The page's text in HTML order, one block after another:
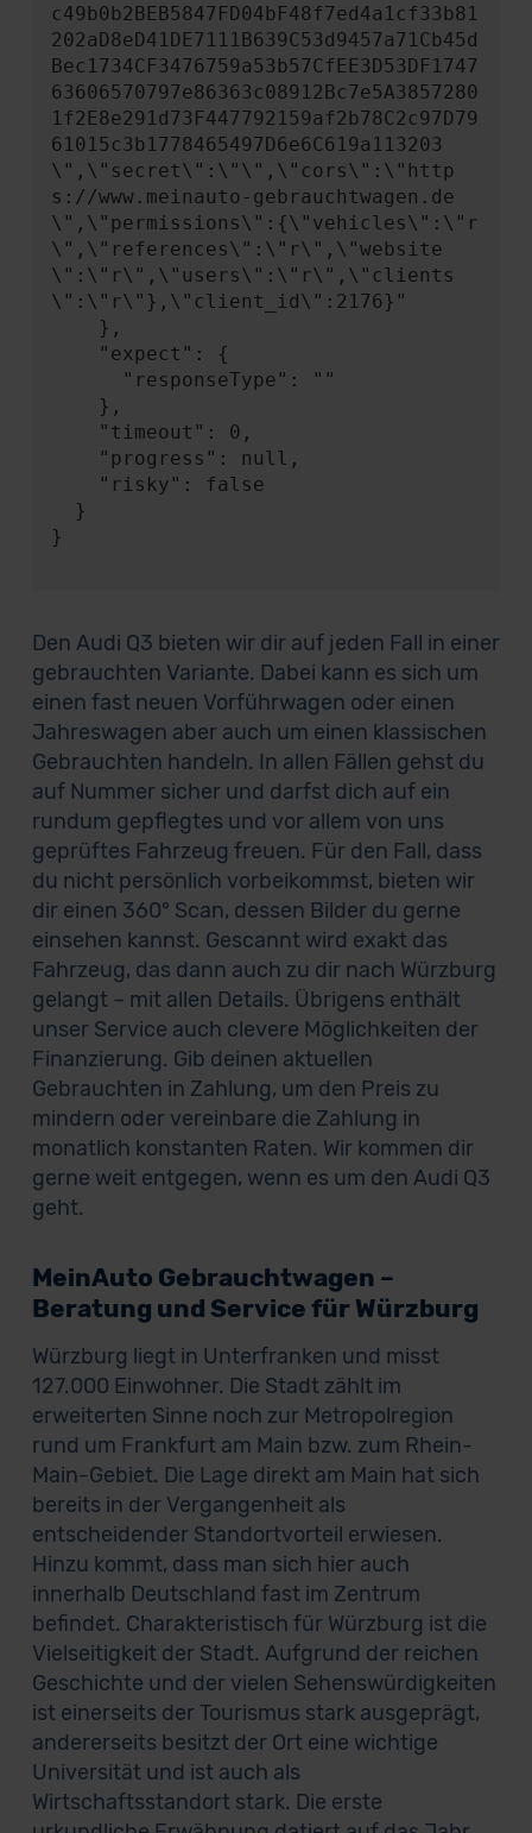
c49b0b2BEB5847FD04bF48f7ed4a1cf33b81
202aD8eD41DE7111B639C53d9457a71Cb45d
Bec1734CF3476759a53b57CfEE3D53DF1747
63606570797e86363c08912Bc7e5A3857280
1f2E8e291d73F447792159af2b78C2c97D79
61015c3b1778465497D6e6C619a113203
\",\"secret\":\"\",\"cors\":\"http
s://www.meinauto-gebrauchtwagen.de
\",\"permissions\":{\"vehicles\":\"r
\",\"references\":\"r\",\"website
\":\"r\",\"users\":\"r\",\"clients
\":\"r\"},\"client_id\":2176}"
}
Den Audi Q3 bieten wir dir auf jeden Fall in einer
gebrauchten Variante. Dabei kann es sich um
einen fast neuen Vorführwagen oder einen
Jahreswagen aber auch um einen klassischen
Gebrauchten handeln. In allen Fällen gehst du
auf Nummer sicher und darfst dich auf ein
rundum gepflegtes und vor allem von uns
geprüftes Fahrzeug freuen. Für den Fall, dass
du nicht persönlich vorbeikommst, bieten wir
dir einen 360° Scan, dessen Bilder du gerne
einsehen kannst. Gescannt wird exakt das
Fahrzeug, das dann auch zu dir nach Würzburg
gelangt – mit allen Details. Übrigens enthält
unser Service auch clevere Möglichkeiten der
Finanzierung. Gib deinen aktuellen
Gebrauchten in Zahlung, um den Preis zu
mindern oder vereinbare die Zahlung in
monatlich konstanten Raten. Wir kommen dir
gerne weit entgegen, wenn es um den Audi Q3
geht.
MeinAuto Gebrauchtwagen –
Beratung und Service für Würzburg
Würzburg liegt in Unterfranken und misst
127.000 Einwohner. Die Stadt zählt im
erweiterten Sinne noch zur Metropolregion
rund um Frankfurt am Main bzw. zum Rhein-
Main-Gebiet. Die Lage direkt am Main hat sich
bereits in der Vergangenheit als
entscheidender Standortvorteil erwiesen.
Hinzu kommt, dass man sich hier auch
innerhalb Deutschland fast im Zentrum
befindet. Charakteristisch für Würzburg ist die
Vielseitigkeit der Stadt. Aufgrund der reichen
Geschichte und der vielen Sehenswürdigkeiten
ist einerseits der Tourismus stark ausgeprägt,
andererseits besitzt der Ort eine wichtige
Universität und ist auch als
Wirtschaftsstandort stark. Die erste